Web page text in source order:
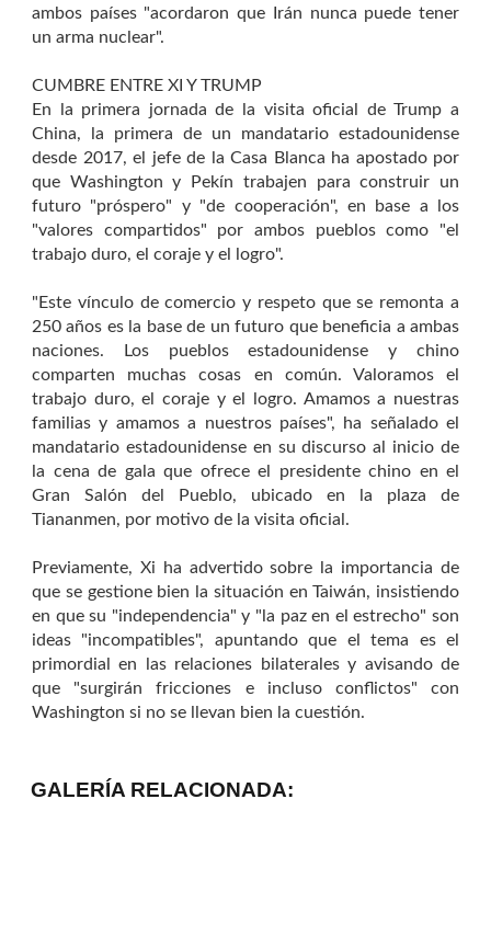
ambos países "acordaron que Irán nunca puede tener
un arma nuclear".
CUMBRE ENTRE XI Y TRUMP
En la primera jornada de la visita oficial de Trump a
China, la primera de un mandatario estadounidense
desde 2017, el jefe de la Casa Blanca ha apostado por
que Washington y Pekín trabajen para construir un
futuro "próspero" y "de cooperación", en base a los
"valores compartidos" por ambos pueblos como "el
trabajo duro, el coraje y el logro".
"Este vínculo de comercio y respeto que se remonta a
250 años es la base de un futuro que beneficia a ambas
naciones. Los pueblos estadounidense y chino
comparten muchas cosas en común. Valoramos el
trabajo duro, el coraje y el logro. Amamos a nuestras
familias y amamos a nuestros países", ha señalado el
mandatario estadounidense en su discurso al inicio de
la cena de gala que ofrece el presidente chino en el
Gran Salón del Pueblo, ubicado en la plaza de
Tiananmen, por motivo de la visita oficial.
Previamente, Xi ha advertido sobre la importancia de
que se gestione bien la situación en Taiwán, insistiendo
en que su "independencia" y "la paz en el estrecho" son
ideas "incompatibles", apuntando que el tema es el
primordial en las relaciones bilaterales y avisando de
que "surgirán fricciones e incluso conflictos" con
Washington si no se llevan bien la cuestión.
GALERÍA RELACIONADA: